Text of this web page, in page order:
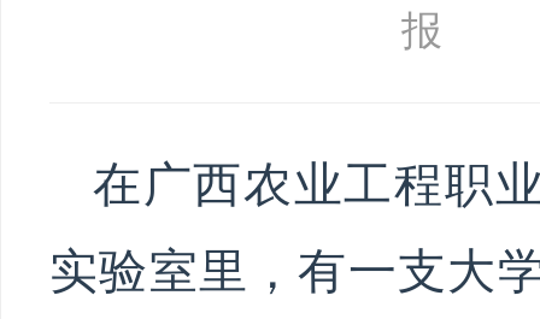
报
在广西农业工程职
实验室里，有一支大